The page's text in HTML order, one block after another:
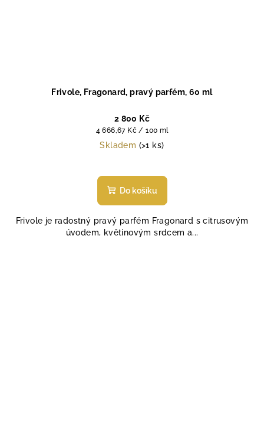
Frivole, Fragonard, pravý parfém, 60 ml
2 800 Kč
Měrná
cena:
4 666,67 Kč / 100 ml
Skladem (>1 ks)
hodnocení
produktu
z
5
Do košíku
Frivole je radostný pravý parfém Fragonard s citrusovým
úvodem, květinovým srdcem a...